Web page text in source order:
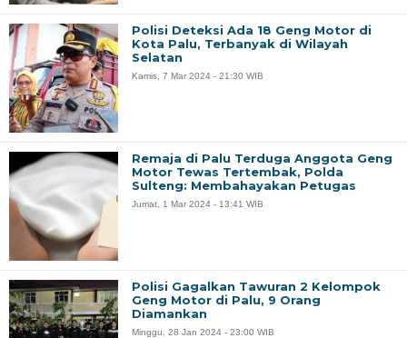
Polisi Deteksi Ada 18 Geng Motor di
Kota Palu, Terbanyak di Wilayah
Selatan
Kamis, 7 Mar 2024 - 21:30 WIB
Remaja di Palu Terduga Anggota Geng
Motor Tewas Tertembak, Polda
Sulteng: Membahayakan Petugas
Jumat, 1 Mar 2024 - 13:41 WIB
Polisi Gagalkan Tawuran 2 Kelompok
Geng Motor di Palu, 9 Orang
Diamankan
Minggu, 28 Jan 2024 - 23:00 WIB